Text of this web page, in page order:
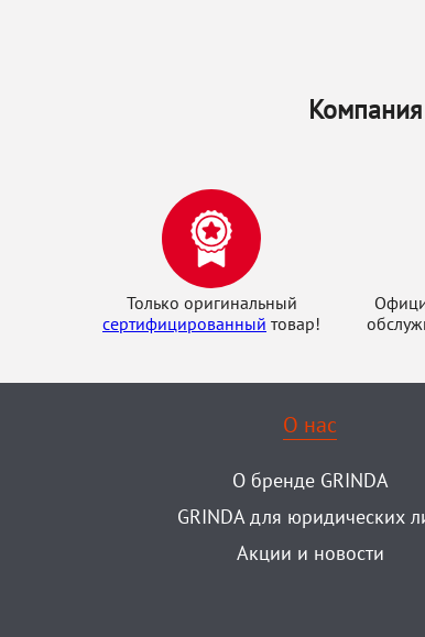
Только оригинальный
сертифицированный товар!
О нас
О бренде GRINDA
GRINDA для юридических
Акции и новости